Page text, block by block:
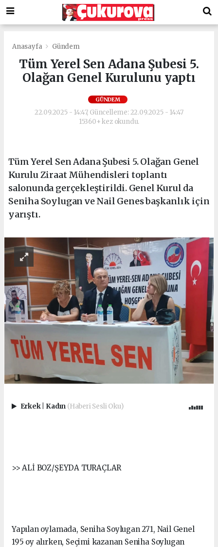
Anasayfa Gündem
Tüm Yerel Sen Adana Şubesi 5.
Olağan Genel Kurulunu yaptı
GÜNDEM
22.09.2025 - 14:47, Güncelleme: 22.09.2025 - 14:47
15360+ kez okundu.
Tüm Yerel Sen Adana Şubesi 5. Olağan Genel
Kurulu Ziraat Mühendisleri toplantı
salonunda gerçekleştirildi. Genel Kurul da
Seniha Soylugan ve Nail Genes başkanlık için
yarıştı.
Erkek Kadın (Haberi Sesli Oku)
>> ALİ BOZ/ŞEYDA TURAÇLAR
Yapılan oylamada, Seniha Soylugan 271, Nail Genel
195 oy alırken, Seçimi kazanan Seniha Soylugan